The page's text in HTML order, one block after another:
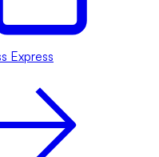
Express